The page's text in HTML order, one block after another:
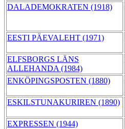
DALADEMOKRATEN (1918)
EESTI PÄEVALEHT (1971)
ELFSBORGS LÄNS
ALLEHANDA (1984)
ENKÖPINGSPOSTEN (1880)
ESKILSTUNAKURIREN (1890)
EXPRESSEN (1944)